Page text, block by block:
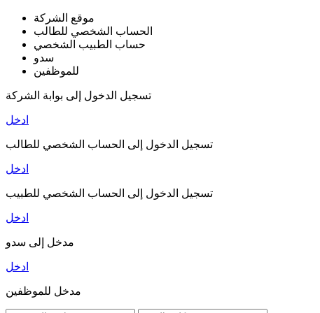
موقع الشركة
الحساب الشخصي للطالب
حساب الطبيب الشخصي
سدو
للموظفين
تسجيل الدخول إلى بوابة الشركة
ادخل
تسجيل الدخول إلى الحساب الشخصي للطالب
ادخل
تسجيل الدخول إلى الحساب الشخصي للطبيب
ادخل
مدخل إلى سدو
ادخل
مدخل للموظفين